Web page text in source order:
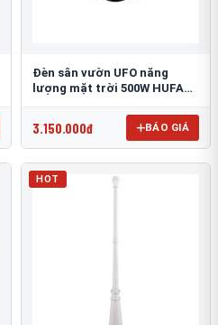
Đèn sân vườn UFO năng
lượng mặt trời 500W HUFA
3.150.000đ BÁO GIÁ
HOT